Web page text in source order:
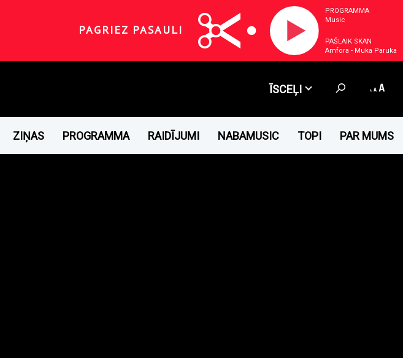
PAGRIEZ PASAULI
PROGRAMMA
Music
PAŠLAIK SKAN
Amfora - Muka Paruka
ĪSCEĻI
ZIŅAS PROGRAMMA RAIDĪJUMI NABAMUSIC TOPI PAR MUMS